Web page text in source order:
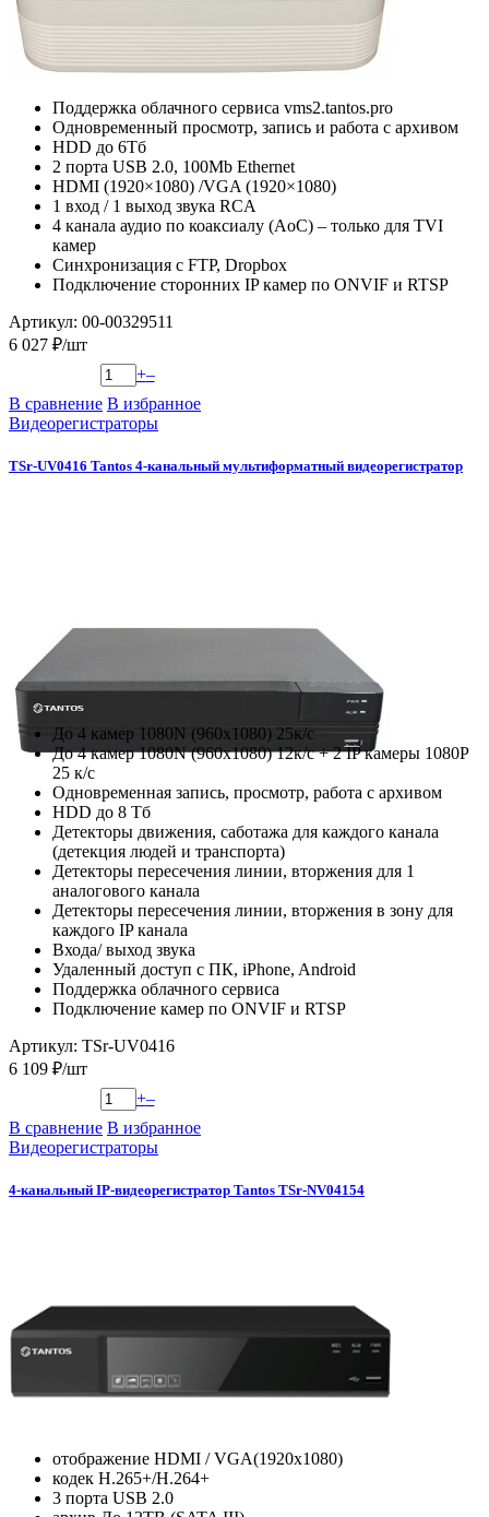
Поддержка облачного сервиса vms2.tantos.pro
Одновременный просмотр, запись и работа с архивом
HDD до 6Тб
2 порта USB 2.0, 100Mb Ethernet
HDMI (1920×1080) /VGA (1920×1080)
1 вход / 1 выход звука RCA
4 канала аудио по коаксиалу (AoC) – только для TVI
камер
Синхронизация с FTP, Dropbox
Подключение сторонних IP камер по ONVIF и RTSP
Артикул: 00-00329511
6 027 ₽/шт
+–
В сравнение В избранное
Видеорегистраторы
TSr-UV0416 Tantos 4-канальный мультиформатный видеорегистратор
До 4 камер 1080N (960х1080) 25к/с
До 4 камер 1080N (960х1080) 12к/с + 2 IP камеры 1080P
25 к/с
Одновременная запись, просмотр, работа с архивом
HDD до 8 Тб
Детекторы движения, саботажа для каждого канала
(детекция людей и транспорта)
Детекторы пересечения линии, вторжения для 1
аналогового канала
Детекторы пересечения линии, вторжения в зону для
каждого IP канала
Входа/ выход звука
Удаленный доступ с ПК, iPhone, Android
Поддержка облачного сервиса
Подключение камер по ONVIF и RTSP
Артикул: TSr-UV0416
6 109 ₽/шт
+–
В сравнение В избранное
Видеорегистраторы
4-канальный IP-видеорегистратор Tantos TSr-NV04154
отображение HDMI / VGA(1920х1080)
кодек H.265+/H.264+
3 порта USB 2.0